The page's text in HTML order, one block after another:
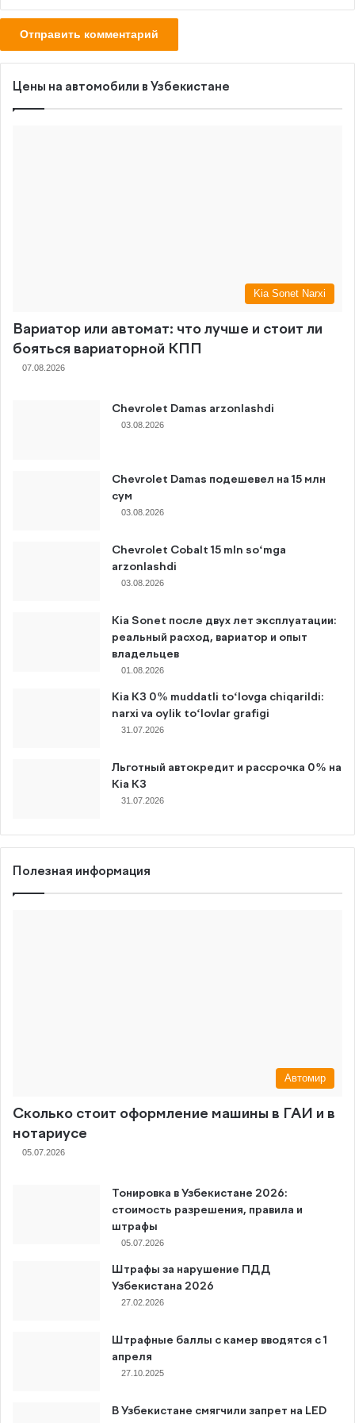
Цены на автомобили в Узбекистане
Kia Sonet Narxi
Вариатор или автомат: что лучше и стоит ли
бояться вариаторной КПП
07.08.2026
Chevrolet Damas arzonlashdi
03.08.2026
Chevrolet Damas подешевел на 15 млн
сум
03.08.2026
Chevrolet Cobalt 15 mln so‘mga
arzonlashdi
03.08.2026
Kia Sonet после двух лет эксплуатации:
реальный расход, вариатор и опыт
владельцев
01.08.2026
Kia K3 0% muddatli to‘lovga chiqarildi:
narxi va oylik to‘lovlar grafigi
31.07.2026
Льготный автокредит и рассрочка 0% на
Kia K3
31.07.2026
Полезная информация
Автомир
Сколько стоит оформление машины в ГАИ и в
нотариусе
05.07.2026
Тонировка в Узбекистане 2026:
стоимость разрешения, правила и
штрафы
05.07.2026
Штрафы за нарушение ПДД
Узбекистана 2026
27.02.2026
Штрафные баллы с камер вводятся с 1
апреля
27.10.2025
В Узбекистане смягчили запрет на LED